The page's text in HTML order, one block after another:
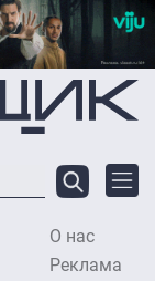
О нас
Реклама